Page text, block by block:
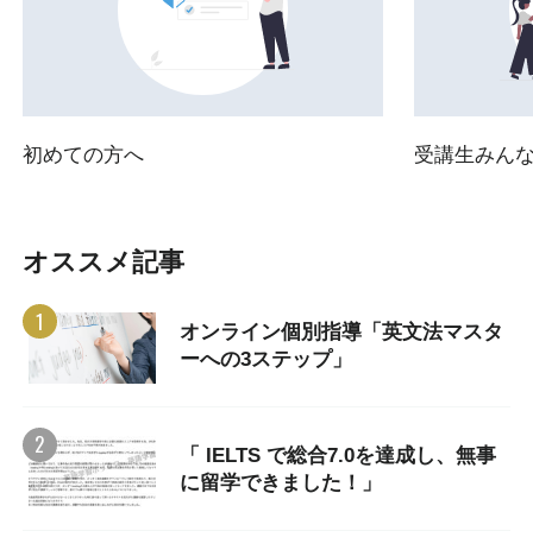
オススメ記事
オンライン個別指導「英文法マスタ
ーへの3ステップ」
「 IELTS で総合7.0を達成し、無事
に留学できました！」
初めての方へ 受講生みん